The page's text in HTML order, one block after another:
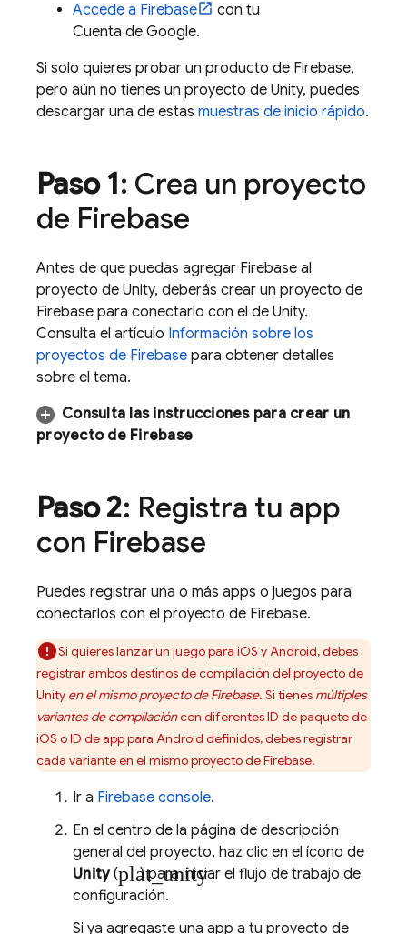
Accede a Firebase
con tu
Cuenta de Google.
Si solo quieres probar un producto de Firebase,
pero aún no tienes un proyecto de Unity, puedes
descargar una de estas muestras de inicio rápido.
Paso 1: Crea un proyecto
de Firebase
Antes de que puedas agregar Firebase al
proyecto de Unity, deberás crear un proyecto de
Firebase para conectarlo con el de Unity.
Consulta el artículo Información sobre los
proyectos de Firebase para obtener detalles
sobre el tema.
Consulta las instrucciones para crear un
proyecto de Firebase
Paso 2: Registra tu app
con Firebase
Puedes registrar una o más apps o juegos para
conectarlos con el proyecto de Firebase.
Si quieres lanzar un juego para iOS y Android, debes
registrar ambos destinos de compilación del proyecto de
Unity en el mismo proyecto de Firebase. Si tienes múltiples
variantes de compilacióncon diferentes ID de paquete de
iOS o ID de app para Android definidos, debes registrar
cada variante en el mismo proyecto de Firebase.
Ir a Firebase console.
En el centro de la página de descripción
general del proyecto, haz clic en el ícono de
Unity(plat_unity
) para iniciar el flujo de trabajo de
configuración.
Si ya agregaste una app a tu proyecto de